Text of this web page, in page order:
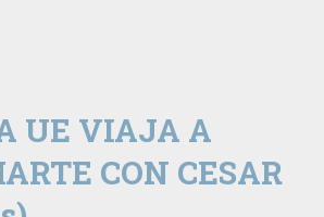
UE VIAJA A
CON CESAR